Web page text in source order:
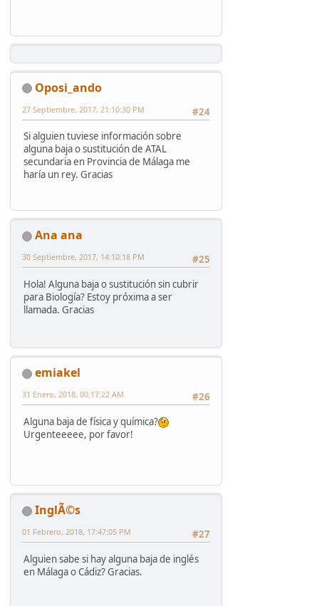
Oposi_ando
#24
27 Septiembre, 2017, 21:10:30 PM
Si alguien tuviese información sobre
alguna baja o sustitución de ATAL
secundaria en Provincia de Málaga me
haría un rey. Gracias
Ana ana
#25
30 Septiembre, 2017, 14:10:18 PM
Hola! Alguna baja o sustitución sin cubrir
para Biología? Estoy próxima a ser
llamada. Gracias
emiakel
#26
31 Enero, 2018, 00:17:22 AM
Alguna baja de física y química?
Urgenteeeee, por favor!
InglÃ©s
#27
01 Febrero, 2018, 17:47:05 PM
Alguien sabe si hay alguna baja de inglés
en Málaga o Cádiz? Gracias.